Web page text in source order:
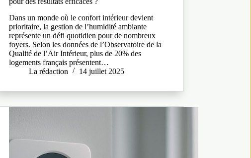
Dans un monde où le confort intérieur devient
prioritaire, la gestion de l’humidité ambiante
représente un défi quotidien pour de nombreux
foyers. Selon les données de l’Observatoire de la
Qualité de l’Air Intérieur, plus de 20% des
logements français présentent…
La rédaction
14 juillet 2025